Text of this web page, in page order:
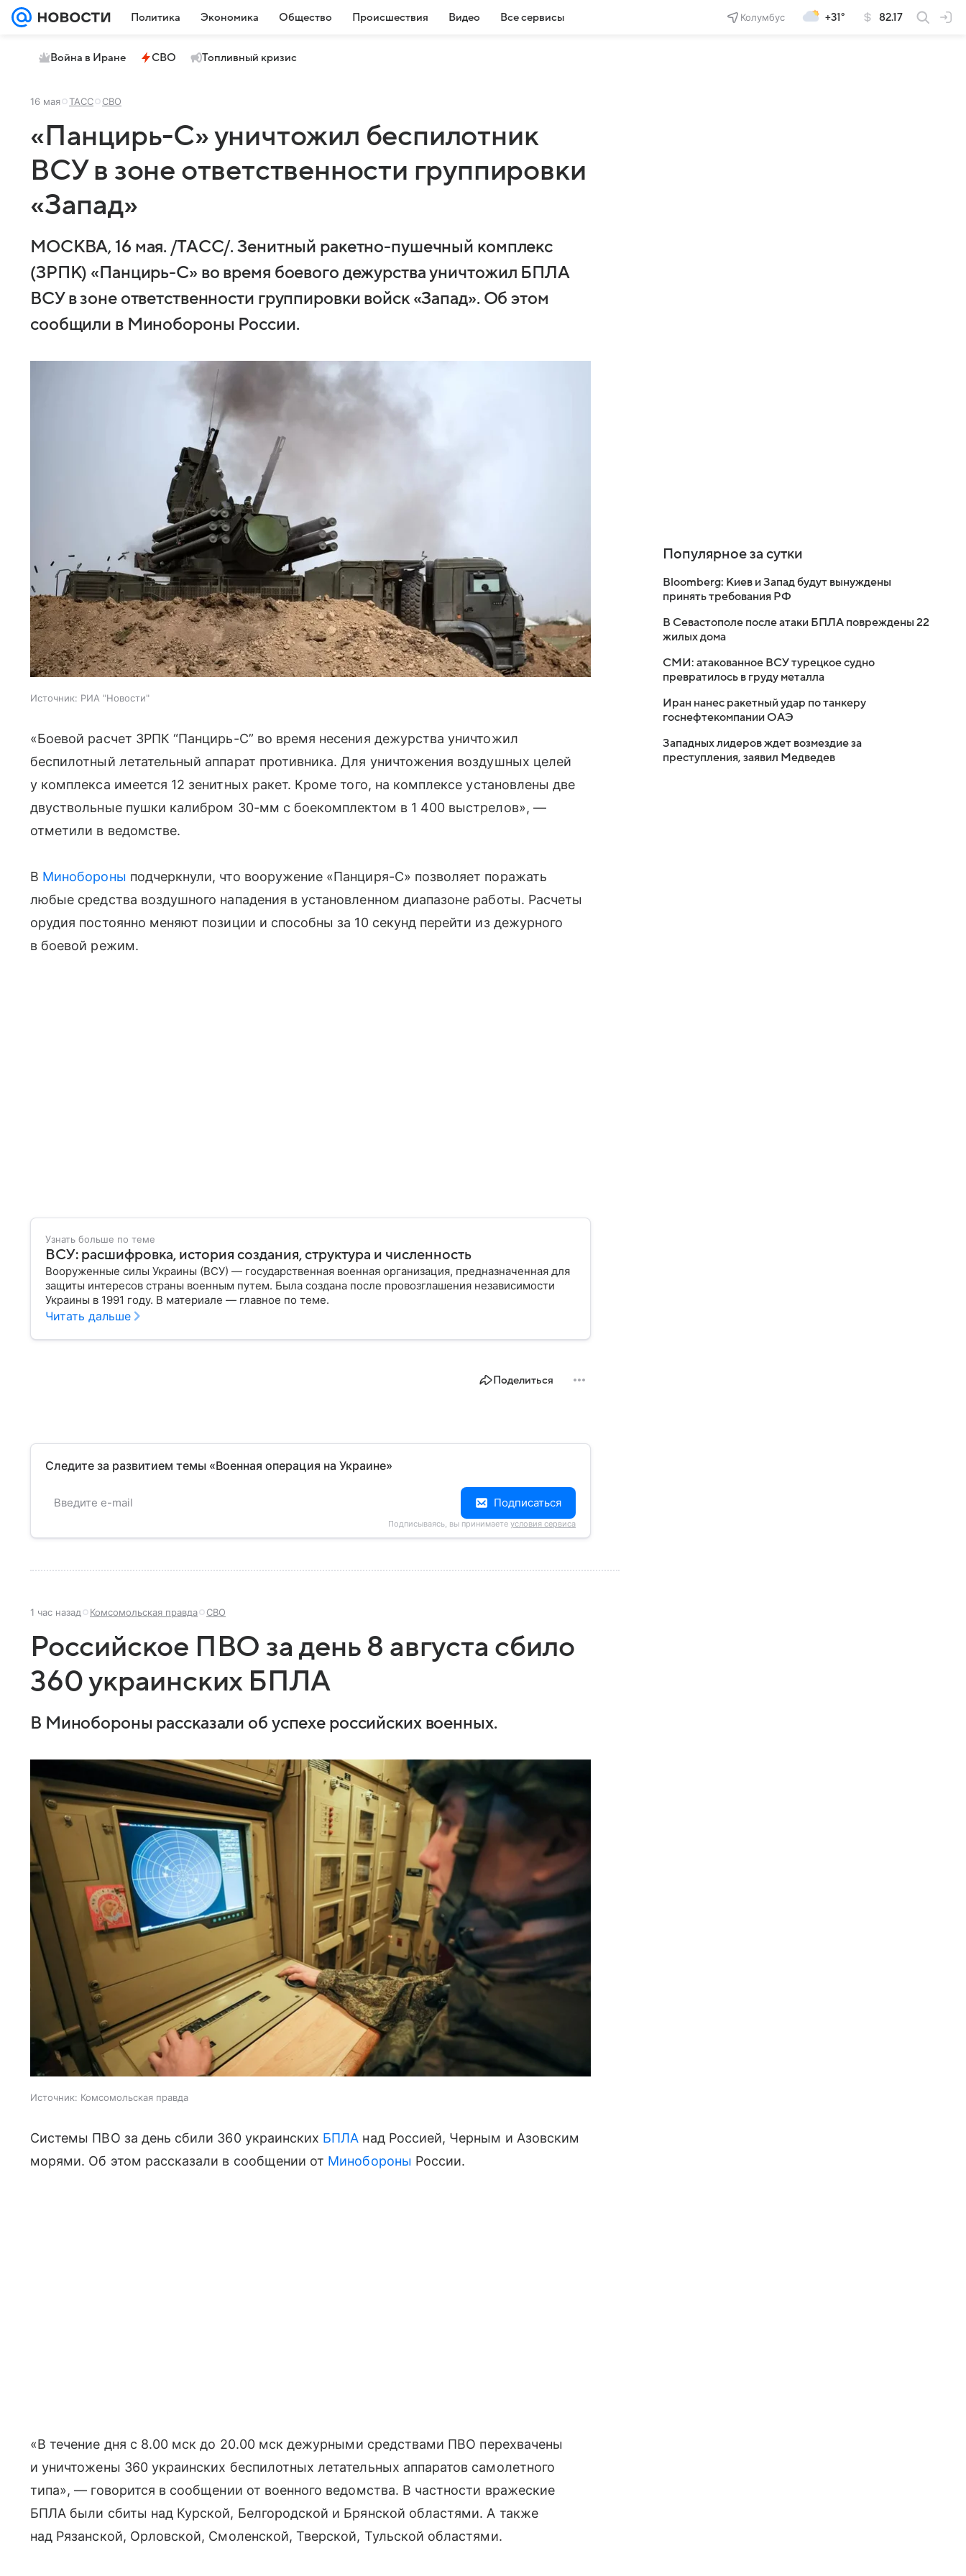
Политика Экономика Общество Происшествия Видео Все сервисы Колумбус +31° 82.17
Война в Иране СВО Топливный кризис
16 мая ТАСС СВО
«Панцирь-С» уничтожил беспилотник
ВСУ в зоне ответственности группировки
«Запад»
МОСКВА, 16 мая. /ТАСС/. Зенитный ракетно-пушечный комплекс
(ЗРПК) «Панцирь-С» во время боевого дежурства уничтожил БПЛА
ВСУ в зоне ответственности группировки войск «Запад». Об этом
сообщили в Минобороны России.
Источник: РИА "Новости"
«Боевой расчет ЗРПК “Панцирь-С” во время несения дежурства уничтожил
беспилотный летательный аппарат противника. Для уничтожения воздушных целей
у комплекса имеется 12 зенитных ракет. Кроме того, на комплексе установлены две
двуствольные пушки калибром 30-мм с боекомплектом в 1 400 выстрелов», —
отметили в ведомстве.
В Минобороны подчеркнули, что вооружение «Панциря-С» позволяет поражать
любые средства воздушного нападения в установленном диапазоне работы. Расчеты
орудия постоянно меняют позиции и способны за 10 секунд перейти из дежурного
в боевой режим.
Узнать больше по теме
ВСУ: расшифровка, история создания, структура и численность
Вооруженные силы Украины (ВСУ) — государственная военная организация, предназначенная для
защиты интересов страны военным путем. Была создана после провозглашения независимости
Украины в 1991 году. В материале — главное по теме.
Читать дальше
Поделиться
Следите за развитием темы «Военная операция на Украине»
Подписаться
Подписываясь, вы принимаете условия сервиса
1 час назад Комсомольская правда СВО
Российское ПВО за день 8 августа сбило
360 украинских БПЛА
В Минобороны рассказали об успехе российских военных.
Источник: Комсомольская правда
Системы ПВО за день сбили 360 украинских БПЛА над Россией, Черным и Азовским
морями. Об этом рассказали в сообщении от Минобороны России.
«В течение дня с 8.00 мск до 20.00 мск дежурными средствами ПВО перехвачены
и уничтожены 360 украинских беспилотных летательных аппаратов самолетного
типа», — говорится в сообщении от военного ведомства. В частности вражеские
БПЛА были сбиты над Курской, Белгородской и Брянской областями. А также
над Рязанской, Орловской, Смоленской, Тверской, Тульской областями.
Популярное за сутки
Bloomberg: Киев и Запад будут вынуждены
принять требования РФ
В Севастополе после атаки БПЛА повреждены 22
жилых дома
СМИ: атакованное ВСУ турецкое судно
превратилось в груду металла
Иран нанес ракетный удар по танкеру
госнефтекомпании ОАЭ
Западных лидеров ждет возмездие за
преступления, заявил Медведев